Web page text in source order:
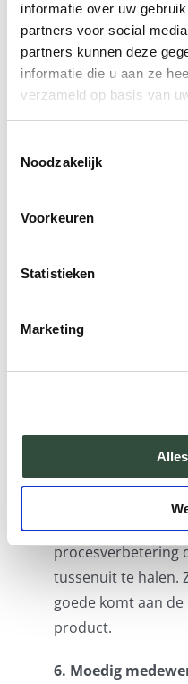
informatie over uw
partners voor social
partners kunnen deze
informatie die u aan ze
verzameld op basis van
Noodzakelijk
Voorkeuren
Statistieken
Marketing
waarmee iedereen
Bijvoorbeeld: ‘Wij
koffiebonen tegen
boeren. Daarmee
langzaam naartoe
zodat ze actief
duurzaamheid
richting de
medewerker een
Immers,
wat beter of anders
bijvoorbeeld
procesverbetering
tussenuit te halen.
goede komt aan
product.
6. Moedig